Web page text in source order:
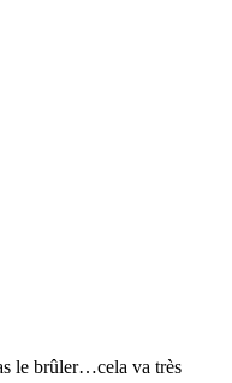
le brûler…cela va très